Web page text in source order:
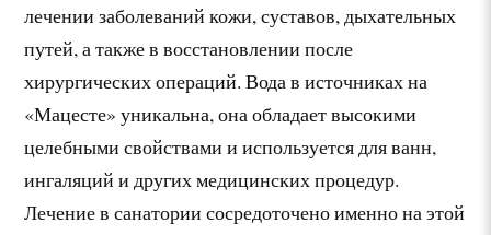
лечении заболеваний кожи, суставов, дыхательных
путей, а также в восстановлении после
хирургических операций. Вода в источниках на
«Мацесте» уникальна, она обладает высокими
целебными свойствами и используется для ванн,
ингаляций и других медицинских процедур.
Лечение в санатории сосредоточено именно на этой